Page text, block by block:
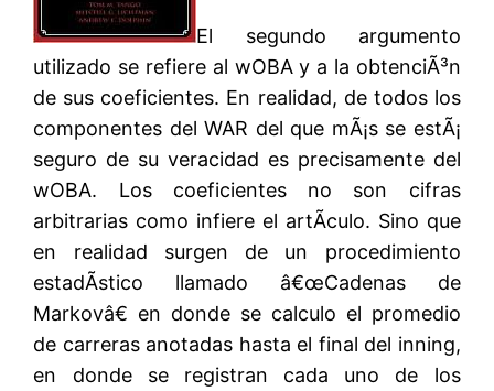
El segundo argumento
utilizado se refiere al wOBA y a la obtenciÃ³n
de sus coeficientes. En realidad, de todos los
componentes del WAR del que mÃ¡s se estÃ¡
seguro de su veracidad es precisamente del
wOBA. Los coeficientes no son cifras
arbitrarias como infiere el artÃ­culo. Sino que
en realidad surgen de un procedimiento
estadÃ­stico llamado â€œCadenas de
Markovâ€ en donde se calculo el promedio
de carreras anotadas hasta el final del inning,
en donde se registran cada uno de los